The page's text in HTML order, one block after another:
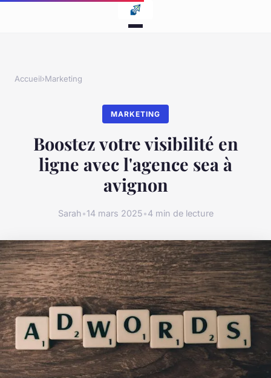
Accueil›Marketing
MARKETING
Boostez votre visibilité en
ligne avec l'agence sea à
avignon
Sarah•14 mars 2025•4 min de lecture